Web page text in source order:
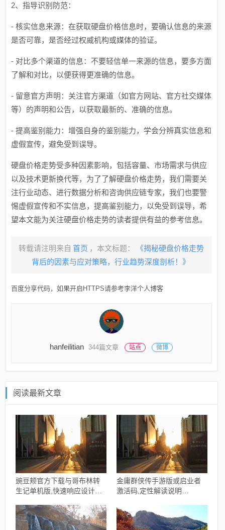
2、指导识别防范：
- 核实信息来源：在获取硬盘价格信息时，要确认信息的来源
是否可靠，是否经过权威机构或媒体的验证。
- 对比多个渠道的信息：不要轻信单一来源的信息，要多方面
了解和对比，以便获得更准确的信息。
- 留意官方声明：关注官方渠道（如官方网站、官方社交媒体
等）的声明和公告，以获取最新的、准确的信息。
- 提高鉴别能力：增强自身的鉴别能力，学会分辨真实信息和
虚假宣传，避免受到误导。
硬盘价格走势受多种因素影响，包括容量、市场需求与供应
以及技术更新换代等，为了了解硬盘价格走势，我们需要关
注行业动态、进行数据分析和咨询供应链专家，我们也要警
惕虚假宣传和不实信息，提高鉴别能力，以免受到误导，希
望本文能为关注硬盘价格走势的读者提供有益的参考信息。
转载请注明来自 首页 ，本文标题：
《揭秘硬盘价格走势
背后的因素与应对策略，行业趋势深度剖析！》
百度分享代码，如果开启HTTPS请参考李洋个人博客
hanfeilitian 344篇文章 站点 微博
阅读最新文章
豌豆颊官方下载与哥布林转
生记单机版,快速响应设计解
金庸群侠传手游版或启业者
激活码,定性解读说明